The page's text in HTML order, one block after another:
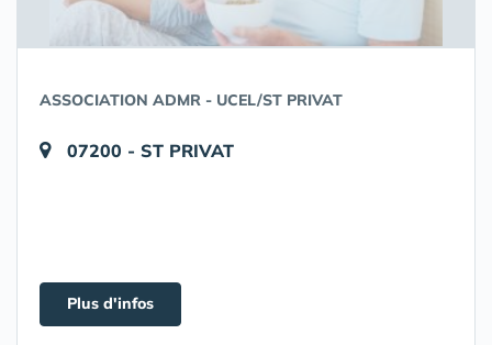
ASSOCIATION ADMR - UCEL/ST PRIVAT
07200 - ST PRIVAT
Plus d'infos